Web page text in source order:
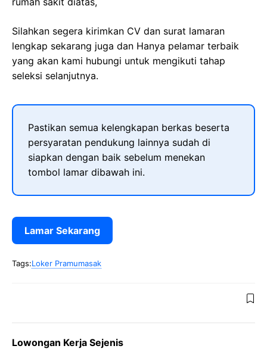
Silahkan segera kirimkan CV dan surat lamaran
lengkap sekarang juga dan Hanya pelamar terbaik
yang akan kami hubungi untuk mengikuti tahap
seleksi selanjutnya.
Pastikan semua kelengkapan berkas beserta
persyaratan pendukung lainnya sudah di
siapkan dengan baik sebelum menekan
tombol lamar dibawah ini.
Lamar Sekarang
Tags:Loker Pramumasak
Lowongan Kerja Sejenis